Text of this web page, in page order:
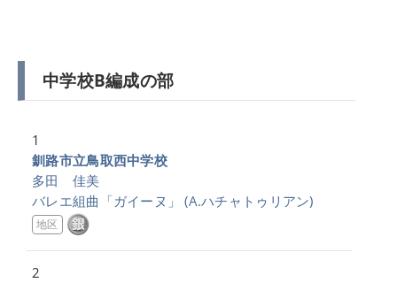
中学校B編成の部
1
釧路市立鳥取西中学校
多田 佳美
バレエ組曲「ガイーヌ」
(A.ハチャトゥリアン)
地区
2